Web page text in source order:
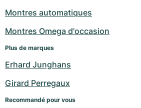
Montres automatiques
Montres Omega d'occasion
Plus de marques
Erhard Junghans
Girard Perregaux
Recommandé pour vous